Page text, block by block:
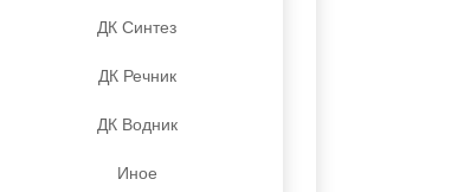
ДК Синтез
ДК Речник
ДК Водник
Иное